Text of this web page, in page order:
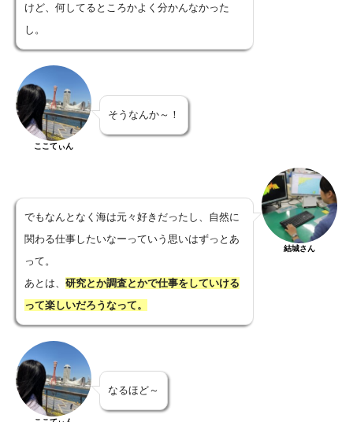
けど、何してるところかよく分かんなかった
し。
ここてぃん
そうなんか～！
でもなんとなく海は元々好きだったし、自然に
関わる仕事したいなーっていう思いはずっとあ
って。
あとは、 研究とか調査とかで仕事をしていける
って楽しいだろうなって。
結城さん
なるほど～